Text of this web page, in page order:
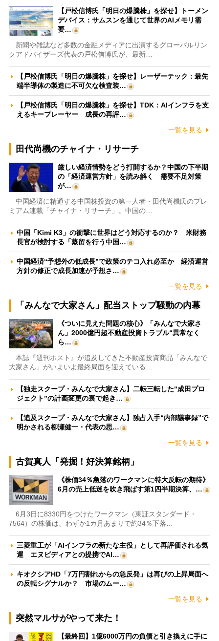
【戸松信博氏「明日の爆騰株」を探せ】トーメン
デバイス：サムスンを通じて世界のAIメモリ需
要…
新聞や雑誌など多数の金融メディアに出演するグローバルリン
クアドバイザーズ代表の戸松信博氏が、最新…
【戸松信博氏「明日の爆騰株」を探せ】レーザーテック：最先
端半導体の製造に不可欠な検査装…
【戸松信博氏「明日の爆騰株」を探せ】TDK：AIインフラを支
えるキープレーヤー 成長の再評…
一覧を見る
田代尚機のチャイナ・リサーチ
厳しい経済情勢をどう打開するか？中国の下半期
の「経済運営方針」を読み解く 需要不足対策
が…
中国経済に精通する中国株投資の第一人者・田代尚機氏のプレ
ミアム連載「チャイナ・リサーチ」。中国の…
中国「Kimi K3」の衝撃に世界はどう対応するのか？ 米財務
長官が検討する「蒸留を行う中国…
中国経済“予想外の低成長”で政策のテコ入れ必至か 経済運営
方針の修正で成長加速が予想さ…
一覧を見る
「みんなで大家さん」配当ストップ騒動の内幕
《ついに見えた問題の核心》「みんなで大家さ
ん」2000億円超不動産投資トラブル“異常なく
ら…
本誌『週刊ポスト』が追及してきた不動産投資商品「みんなで
大家さん」がいよいよ最終局面を迎えている…
【独走スクープ・みんなで大家さん】二転三転した“成田プロ
ジェクト”の計画変更の裏で起き…
【追及スクープ・みんなで大家さん】独占入手“内部議事録”で
明かされる柳瀬健一・代表の思…
一覧を見る
古賀真人「発掘！好決算銘柄」
《株価34％急落のワークマンに特大反転の期待》
6月の売上低迷を吹き飛ばす第1四半期決算、…
6月3日に8330円をつけたワークマン（東証スタンダード・
7564）の株価は、わずか1カ月あまりで約34％下落…
三菱重工が「AIインフラの新たな主役」として再評価される気
運 エヌビディアとの提携でAI…
キオクシアHD「7万円割れからの急反発」は再びの上昇局面へ
の反転シグナルか？ 市場のムー…
一覧を見る
突然マルサがやって来た！
【最終回】1億6000万円の負債と引き換えに手に